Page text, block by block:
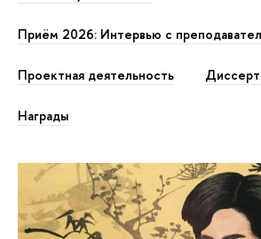
Приём 2026: Интервью с
Проектная деятельность
Награды